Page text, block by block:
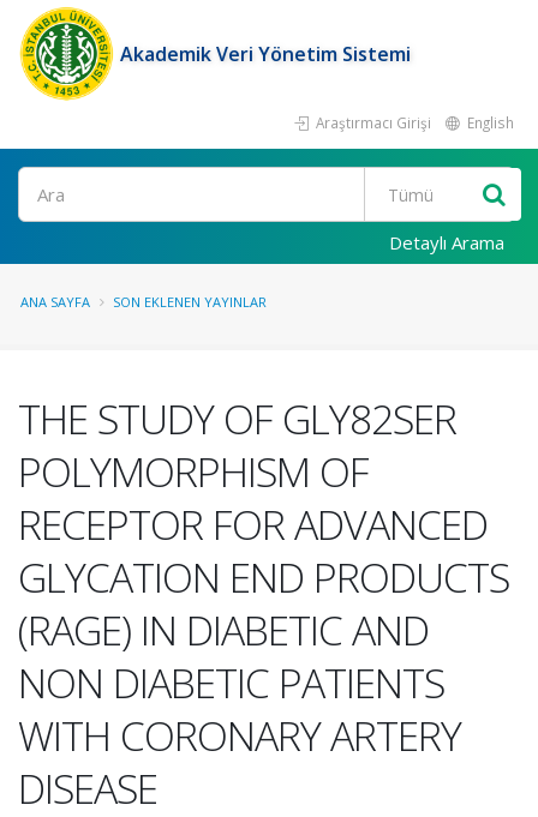
Akademik Veri Yönetim Sistemi
Araştırmacı Girişi English
Ara
Detaylı Arama
ANA SAYFA SON EKLENEN YAYINLAR
THE STUDY OF GLY82SER
POLYMORPHISM OF
RECEPTOR FOR ADVANCED
GLYCATION END PRODUCTS
(RAGE) IN DIABETIC AND
NON DIABETIC PATIENTS
WITH CORONARY ARTERY
DISEASE